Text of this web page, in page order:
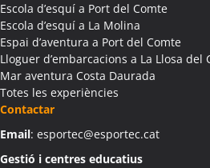
Colònies Escolars Albatàrrec
Activitats Teambuilding Empreses
Activitats Família Amics Albesa
Colònies Escolars Albesa
Activitats Teambuilding Empreses
Activitats Família Amics Albi
Colònies Escolars Albi
Activitats Teambuilding Empreses
Escola d’esquí a Port del Comte
Escola d’esquí a La Molina
Espai d’aventura a Port del Comte
Lloguer d’embarcacions a La Llosa del
Mar aventura Costa Daurada
Totes les experiències
Contactar
Email: esportec@esportec.cat
Gestió i centres educatius